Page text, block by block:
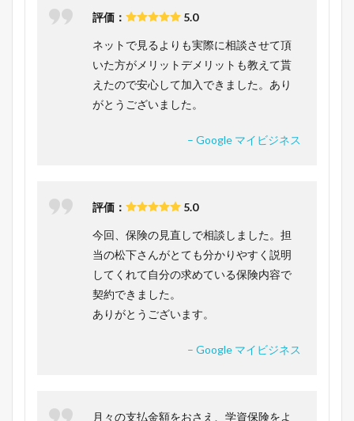
評価： 5.0
ネットで見るよりも実際に相談させて頂
いた方がメリットデメリットも教えて貰
えたので安心して加入できました。あり
がとうございました。
– Google マイビジネス
評価： 5.0
今回、保険の見直しで相談しました。担
当の松下さんがとても分かりやすく説明
してくれて自分の求めている保険内容で
契約できました。
ありがとうございます。
– Google マイビジネス
月々の支払金額をおさえ、学資保険をよ